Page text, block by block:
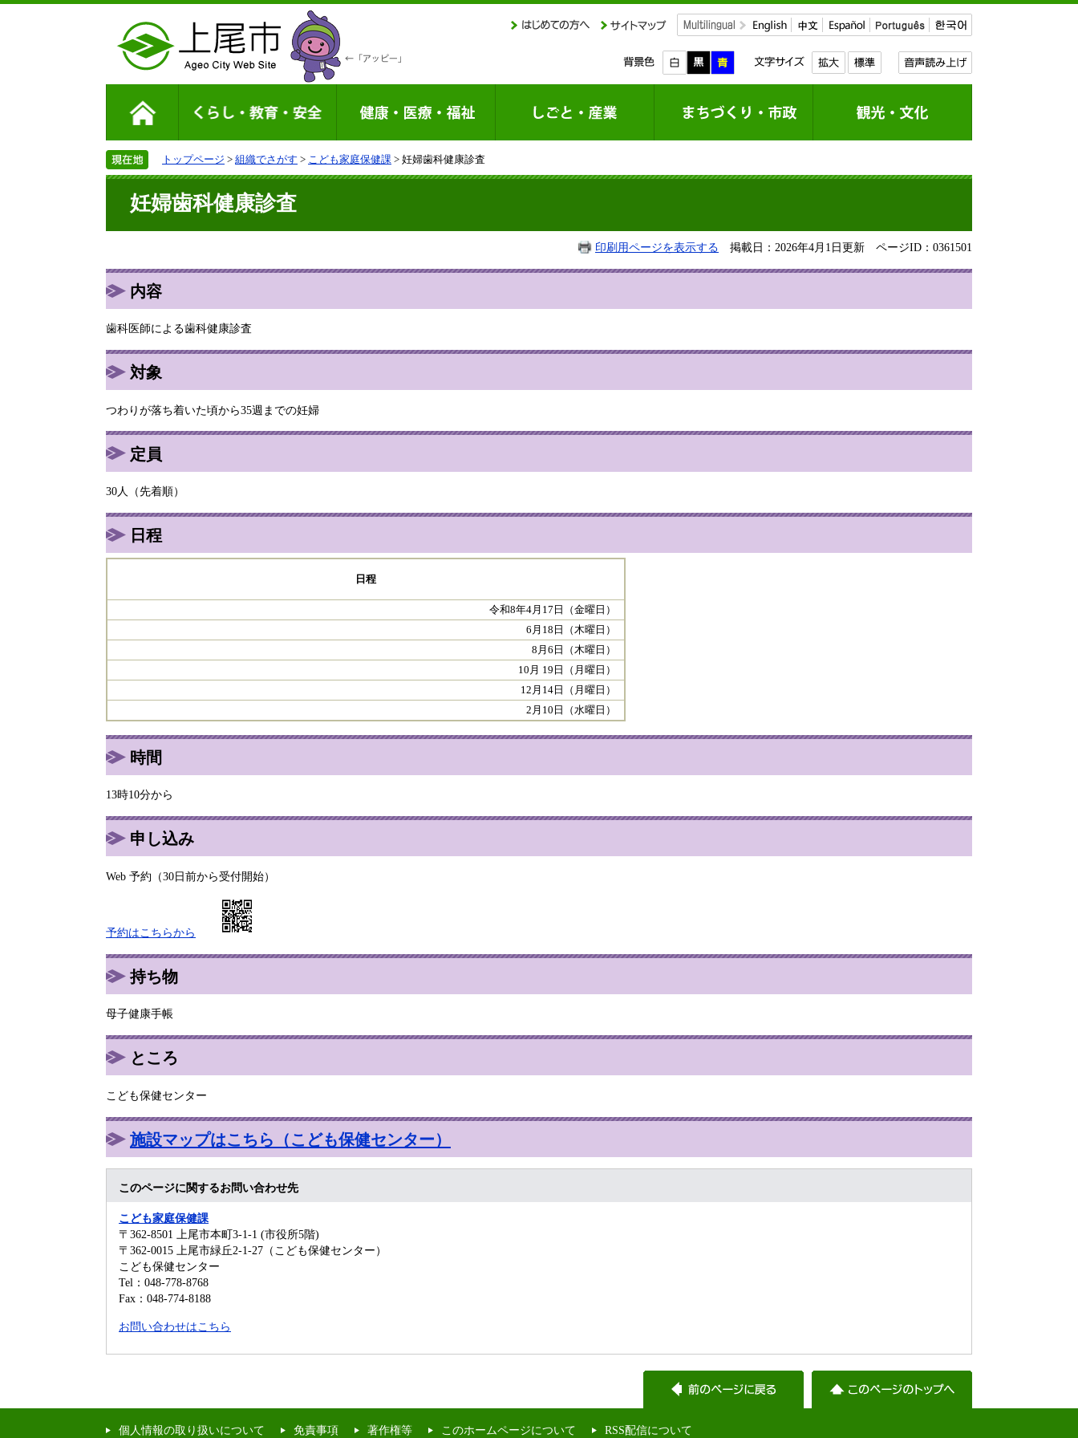
トップページ > 組織でさがす > こども家庭保健課 > 妊婦歯科健康診査
妊婦歯科健康診査
印刷用ページを表示する 掲載日：2026年4月1日更新 ページID：0361501
内容
歯科医師による歯科健康診査
対象
つわりが落ち着いた頃から35週までの妊婦
定員
30人（先着順）
日程
日程
令和8年4月17日（金曜日）
6月18日（木曜日）
8月6日（木曜日）
10月 19日（月曜日）
12月14日（月曜日）
2月10日（水曜日）
時間
13時10分から
申し込み
Web 予約（30日前から受付開始）
予約はこちらから
持ち物
母子健康手帳
ところ
こども保健センター
施設マップはこちら（こども保健センター）
このページに関するお問い合わせ先
こども家庭保健課
〒362-8501 上尾市本町3-1-1 (市役所5階)
〒362-0015 上尾市緑丘2-1-27（こども保健センター）
こども保健センター
Tel：048-778-8768
Fax：048-774-8188
お問い合わせはこちら
個人情報の取り扱いについて 免責事項 著作権等 このホームページについて RSS配信について